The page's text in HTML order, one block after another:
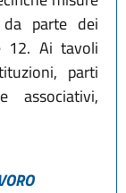
parte dei
12. Ai tavoli
parti
associativi,